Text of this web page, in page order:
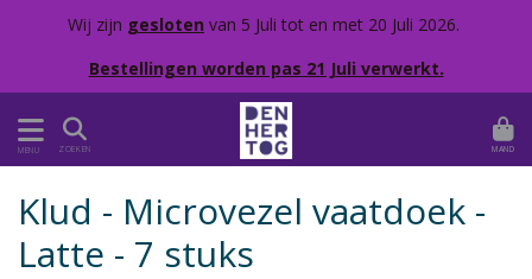
Wij zijn gesloten van 5 Juli tot en met 20 Juli 2026.
Bestellingen worden pas 21 Juli verwerkt.
MENU ZOEKEN MAND
Klud - Microvezel vaatdoek -
Latte - 7 stuks